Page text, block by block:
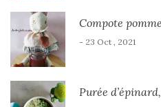
Compote
- 23 Oct , 2021
Purée